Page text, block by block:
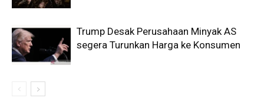
Trump Desak Perusahaan Minyak AS
segera Turunkan Harga ke Konsumen